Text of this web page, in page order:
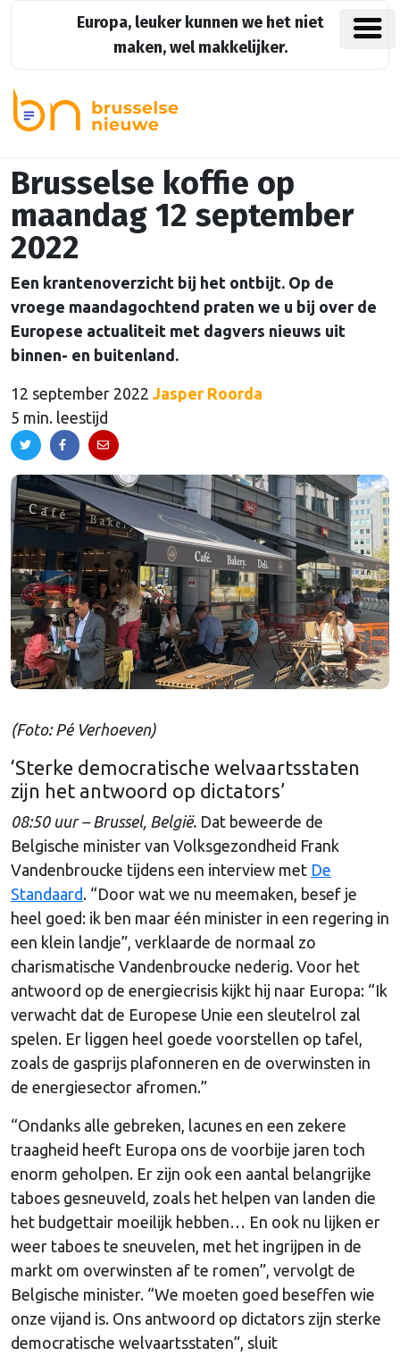
Europa, leuker kunnen we het niet
maken, wel makkelijker.
Brusselse koffie op
maandag 12 september
2022
Een krantenoverzicht bij het ontbijt. Op de
vroege maandagochtend praten we u bij over de
Europese actualiteit met dagvers nieuws uit
binnen- en buitenland.
12 september 2022 Jasper Roorda
5 min. leestijd
(Foto: Pé Verhoeven)
‘Sterke democratische welvaartsstaten
zijn het antwoord op dictators’
08:50 uur – Brussel, België. Dat beweerde de
Belgische minister van Volksgezondheid Frank
Vandenbroucke tijdens een interview met De
Standaard. “Door wat we nu meemaken, besef je
heel goed: ik ben maar één minister in een regering in
een klein landje”, verklaarde de normaal zo
charismatische Vandenbroucke nederig. Voor het
antwoord op de energiecrisis kijkt hij naar Europa: “Ik
verwacht dat de Europese Unie een sleutelrol zal
spelen. Er liggen heel goede voorstellen op tafel,
zoals de gasprijs plafonneren en de overwinsten in
de energiesector afromen.”
“Ondanks alle gebreken, lacunes en een zekere
traagheid heeft Europa ons de voorbije jaren toch
enorm geholpen. Er zijn ook een aantal belangrijke
taboes gesneuveld, zoals het helpen van landen die
het budgettair moeilijk hebben… En ook nu lijken er
weer taboes te sneuvelen, met het ingrijpen in de
markt om overwinsten af te romen”, vervolgt de
Belgische minister. “We moeten goed beseffen wie
onze vijand is. Ons antwoord op dictators zijn sterke
democratische welvaartsstaten”, sluit